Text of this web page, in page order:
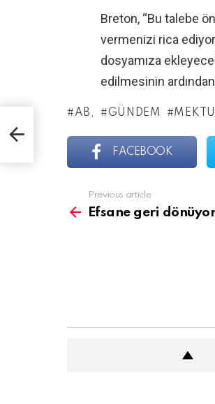
Breton, “Bu talebe
vermenizi rica
dosyamıza
edilmesinin
AB, GÜNDEM
FACEBOOK
more
Previous article
Efsane geri